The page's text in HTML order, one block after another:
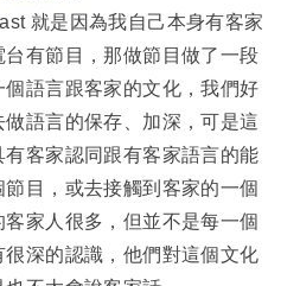
就是因為我自己本身有客家
有節目，那做節目做了一段
語言跟客家的文化，我們好
語言的保存、加深，可是這
客家認同跟有客家語言的能
目，或去接觸到客家的一個
家人很多，但並不是每一個
深的認識，他們對這個文化